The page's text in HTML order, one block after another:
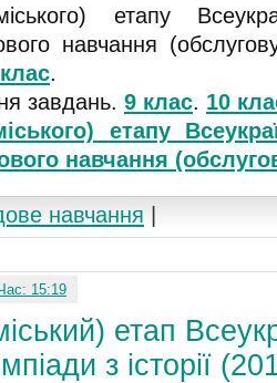
етапу
навчання
.
завдань. 9 клас. 10
етапу
навчання
навчання
15:19
етап
з історії